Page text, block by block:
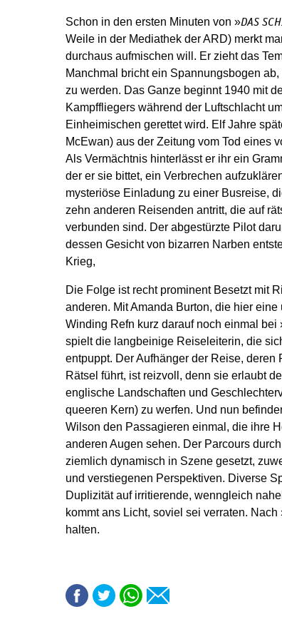
Schon in den ersten Minuten von »DAS
Weile in der Mediathek der ARD) merkt
durchaus aufmischen will. Er zieht das
Manchmal bricht ein Spannungsbogen
zu werden. Das Ganze beginnt 1940 mit
Kampffliegers während der Luftschlacht
Einheimischen gerettet wird. Elf Jahre
McEwan) aus der Zeitung vom Tod eines
Als Vermächtnis hinterlässt er ihr ein
der er sie bittet, ein Verbrechen
mysteriöse Einladung zu einer Busreise,
zehn anderen Reisenden antritt, die auf
verbunden sind. Der abgestürzte Pilot
dessen Gesicht von bizarren Narben
Krieg,
Die Folge ist recht prominent Besetzt mit
anderen. Mit Amanda Burton, die hier
Winding Refn kurz darauf noch einmal bei
spielt die langbeinige Reiseleiterin, die
entpuppt. Der Aufhänger der Reise,
Rätsel führt, ist reizvoll, denn sie erlaubt
englische Landschaften und
queeren Kern) zu werfen. Und nun
Wilson den Passagieren einmal, die ihre
anderen Augen sehen. Der Parcours
ziemlich dynamisch in Szene gesetzt,
und verstiegenen Perspektiven. Diverse
Duplizität auf irritierende, wenngleich
kommt ans Licht, soviel sei verraten. Nach
halten.